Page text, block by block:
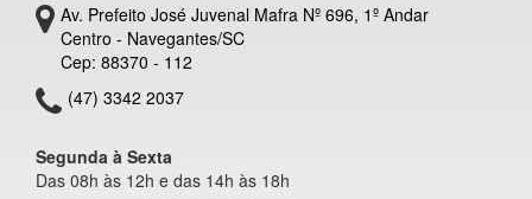
Av. Prefeito José Juvenal Mafra Nº 696, 1º Andar
Centro - Navegantes/SC
Cep: 88370 - 112
(47) 3342 2037
Segunda à Sexta
Das 08h às 12h e das 14h às 18h